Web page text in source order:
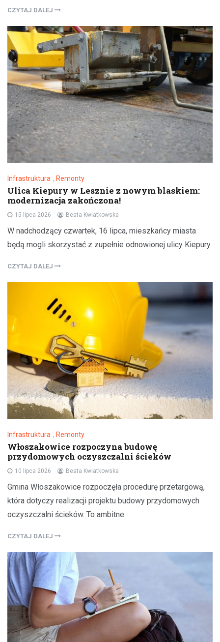
CZYTAJ DALEJ
Infrastruktura , Remonty
Ulica Kiepury w Lesznie z nowym blaskiem:
modernizacja zakończona!
15 lipca 2026 Beata Kwiatkowska
W nadchodzący czwartek, 16 lipca, mieszkańcy miasta
będą mogli skorzystać z zupełnie odnowionej ulicy Kiepury.
CZYTAJ DALEJ
Infrastruktura , Remonty
Włoszakowice rozpoczyna budowę
przydomowych oczyszczalni ścieków
10 lipca 2026 Beata Kwiatkowska
Gmina Włoszakowice rozpoczęła procedurę przetargową,
która dotyczy realizacji projektu budowy przydomowych
oczyszczalni ścieków. To ambitne
CZYTAJ DALEJ